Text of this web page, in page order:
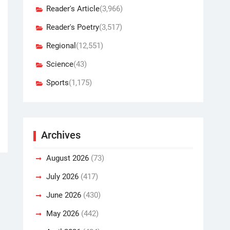
Reader's Article(3,966)
Reader's Poetry(3,517)
Regional (12,551)
Science(43)
Sports(1,175)
Archives
August 2026 (73)
July 2026 (417)
June 2026 (430)
May 2026 (442)